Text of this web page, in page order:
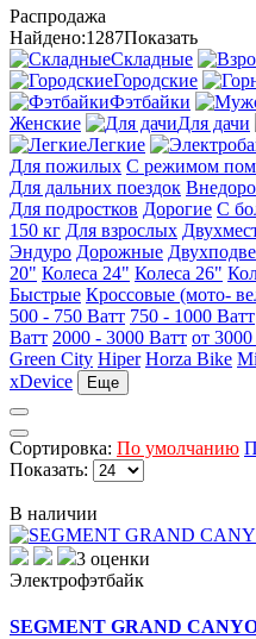
Распродажа
Найдено:1287Показать
Складные
Городские
Фэтбайки
Женские
Для дачи
Легкие
Для пожилых С режимом
Для дальних поездок
Для подростков Дорогие С
150 кг Для взрослых
Эндуро Дорожные
20" Колеса 24" Колеса 26"
Быстрые Кроссовые (мото-
500 - 750 Ватт 750 - 1000 Ватт
Ватт 2000 - 3000 Ватт от
Green City Hiper Horza Bike
xDevice
Еще
Сортировка: По умолчанию
Показать:
В наличии
3 оценки
Электрофэтбайк
SEGMENT GRAND